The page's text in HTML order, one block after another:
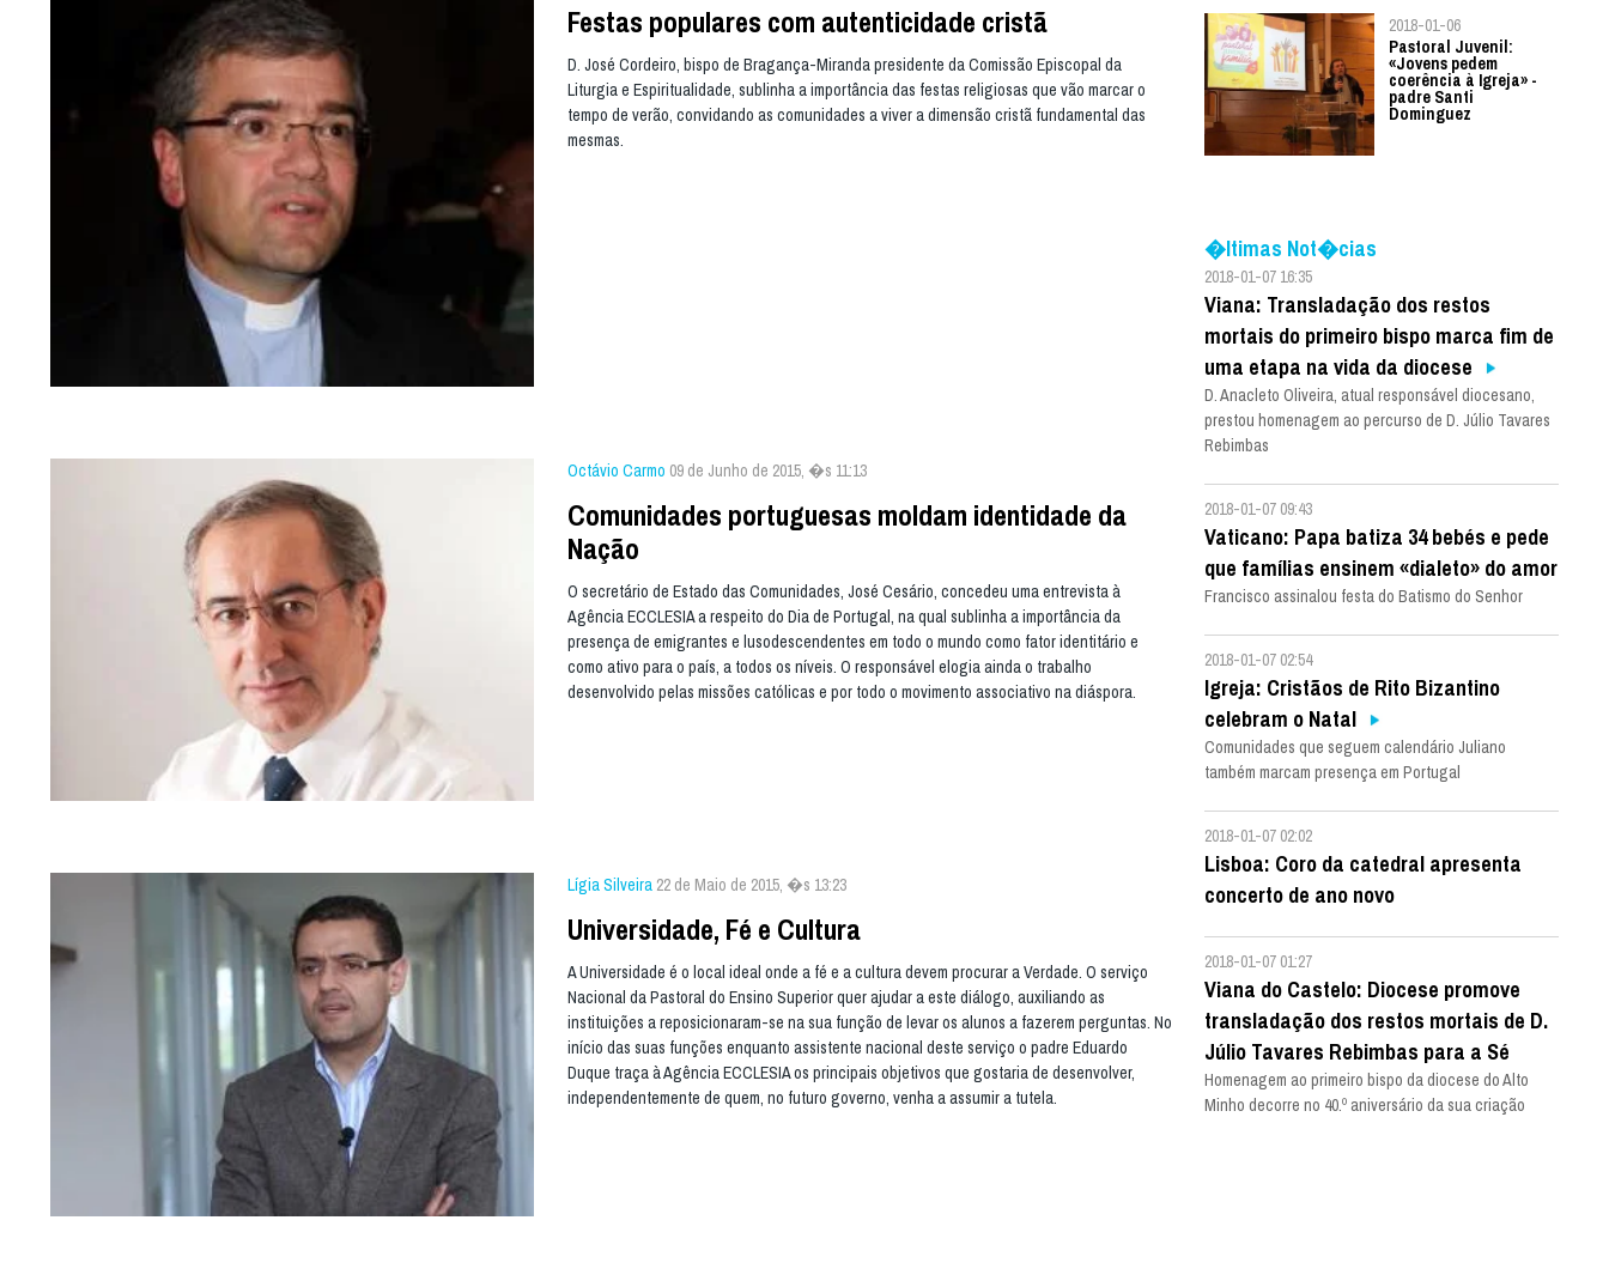
Festas populares com autenticidade cristã
D. José Cordeiro, bispo de Bragança-Miranda presidente da Comissão Episcopal da
Liturgia e Espiritualidade, sublinha a importância das festas religiosas que vão marcar o
tempo de verão, convidando as comunidades a viver a dimensão cristã fundamental das
mesmas.
Octávio Carmo 09 de Junho de 2015, �s 11:13
Comunidades portuguesas moldam identidade da
Nação
O secretário de Estado das Comunidades, José Cesário, concedeu uma entrevista à
Agência ECCLESIA a respeito do Dia de Portugal, na qual sublinha a importância da
presença de emigrantes e lusodescendentes em todo o mundo como fator identitário e
como ativo para o país, a todos os níveis. O responsável elogia ainda o trabalho
desenvolvido pelas missões católicas e por todo o movimento associativo na diáspora.
Lígia Silveira 22 de Maio de 2015, �s 13:23
Universidade, Fé e Cultura
A Universidade é o local ideal onde a fé e a cultura devem procurar a Verdade. O serviço
Nacional da Pastoral do Ensino Superior quer ajudar a este diálogo, auxiliando as
instituições a reposicionaram-se na sua função de levar os alunos a fazerem perguntas. No
início das suas funções enquanto assistente nacional deste serviço o padre Eduardo
Duque traça à Agência ECCLESIA os principais objetivos que gostaria de desenvolver,
independentemente de quem, no futuro governo, venha a assumir a tutela.
2018-01-06
Pastoral Juvenil:
«Jovens pedem
coerência à Igreja» -
padre Santi
Dominguez
�ltimas Not�cias
2018-01-07 16:35
Viana: Transladação dos restos
mortais do primeiro bispo marca fim de
uma etapa na vida da diocese
D. Anacleto Oliveira, atual responsável diocesano,
prestou homenagem ao percurso de D. Júlio Tavares
Rebimbas
2018-01-07 09:43
Vaticano: Papa batiza 34 bebés e pede
que famílias ensinem «dialeto» do amor
Francisco assinalou festa do Batismo do Senhor
2018-01-07 02:54
Igreja: Cristãos de Rito Bizantino
celebram o Natal
Comunidades que seguem calendário Juliano
também marcam presença em Portugal
2018-01-07 02:02
Lisboa: Coro da catedral apresenta
concerto de ano novo
2018-01-07 01:27
Viana do Castelo: Diocese promove
transladação dos restos mortais de D.
Júlio Tavares Rebimbas para a Sé
Homenagem ao primeiro bispo da diocese do Alto
Minho decorre no 40.º aniversário da sua criação